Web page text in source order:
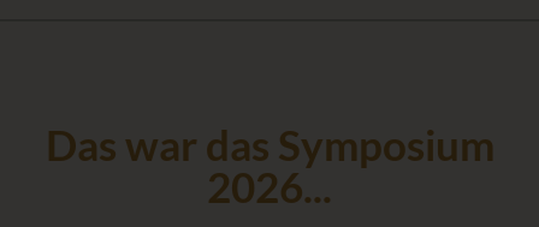
Das war das Symposium
2026...